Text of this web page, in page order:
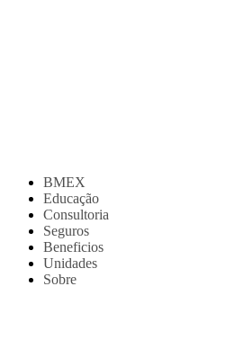
BMEX
Educação
Consultoria
Seguros
Beneficios
Unidades
Sobre